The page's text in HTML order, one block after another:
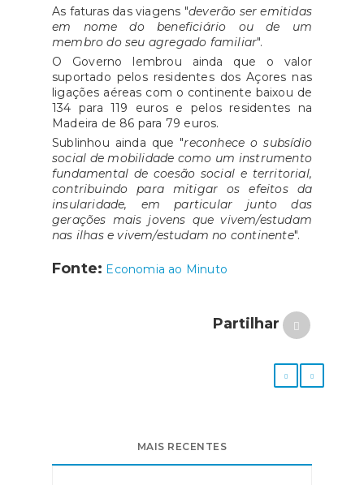
As faturas das viagens "deverão ser emitidas
em nome do beneficiário ou de um
membro do seu agregado familiar".
O Governo lembrou ainda que o valor
suportado pelos residentes dos Açores nas
ligações aéreas com o continente baixou de
134 para 119 euros e pelos residentes na
Madeira de 86 para 79 euros.
Sublinhou ainda que "reconhece o subsídio
social de mobilidade como um instrumento
fundamental de coesão social e territorial,
contribuindo para mitigar os efeitos da
insularidade, em particular junto das
gerações mais jovens que vivem/estudam
nas ilhas e vivem/estudam no continente".
Fonte: Economia ao Minuto
Partilhar
MAIS RECENTES